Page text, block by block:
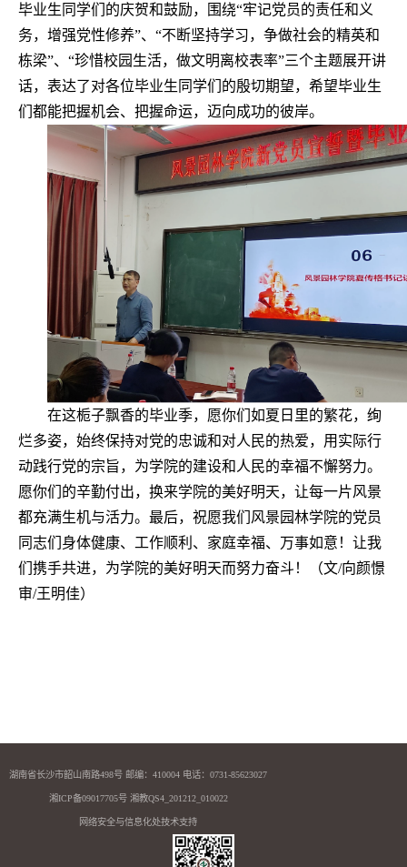
毕业生同学们的庆贺和鼓励，围绕“牢记党员的责任和义
务，增强党性修养”、“不断坚持学习，争做社会的精英和
栋梁”、“珍惜校园生活，做文明离校表率”三个主题展开讲
话，表达了对各位毕业生同学们的殷切期望，希望毕业生
们都能把握机会、把握命运，迈向成功的彼岸。
在这栀子飘香的毕业季，愿你们如夏日里的繁花，绚
烂多姿，始终保持对党的忠诚和对人民的热爱，用实际行
动践行党的宗旨，为学院的建设和人民的幸福不懈努力。
愿你们的辛勤付出，换来学院的美好明天，让每一片风景
都充满生机与活力。最后，祝愿我们风景园林学院的党员
同志们身体健康、工作顺利、家庭幸福、万事如意！让我
们携手共进，为学院的美好明天而努力奋斗！（文/向颜憬
审/王明佳）
湖南省长沙市韶山南路498号 邮编：410004 电话：0731-85623027
湘ICP备09017705号 湘教QS4_201212_010022
网络安全与信息化处技术支持